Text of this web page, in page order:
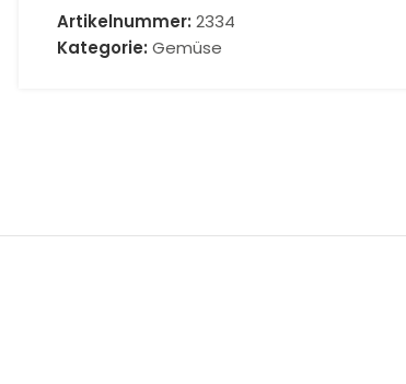
Artikelnummer:2334
Kategorie: Gemüse